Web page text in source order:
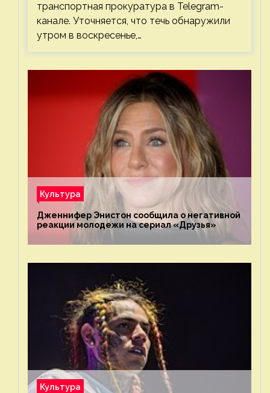
транспортная прокуратура в Telegram-
канале. Уточняется, что течь обнаружили
утром в воскресенье,…
Культура
Дженнифер Энистон сообщила о негативной
реакции молодежи на сериал «Друзья»
Культура